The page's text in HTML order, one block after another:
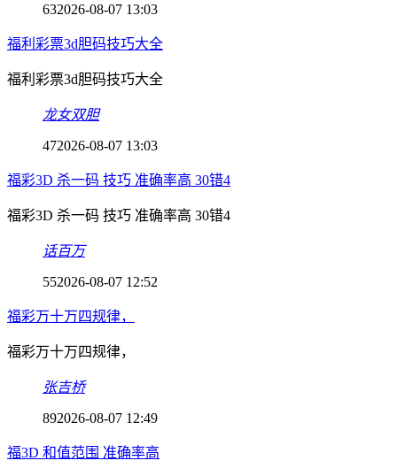
632026-08-07 13:03
福利彩票3d胆码技巧大全
福利彩票3d胆码技巧大全
龙女双胆
472026-08-07 13:03
福彩3D 杀一码 技巧 准确率高 30错4
福彩3D 杀一码 技巧 准确率高 30错4
话百万
552026-08-07 12:52
福彩万十万四规律，
福彩万十万四规律，
张吉桥
892026-08-07 12:49
福3D 和值范围 准确率高